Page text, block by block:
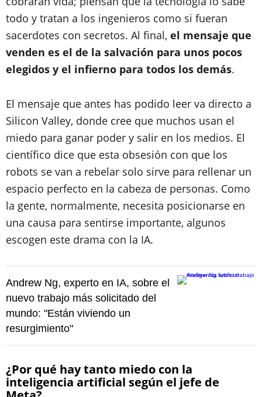
todo y tratan a los ingenieros como si fueran
sacerdotes con secretos. Al final, el mensaje que
venden es el de la salvación para unos pocos
elegidos y el infierno para todos los demás.
El mensaje que antes has podido leer va directo a
Silicon Valley, donde cree que muchos usan el
miedo para ganar poder y salir en los medios. El
científico dice que esta obsesión con que los
robots se van a rebelar solo sirve para rellenar un
espacio perfecto en la cabeza de personas. Como
la gente, normalmente, necesita posicionarse en
una causa para sentirse importante, algunos
escogen este drama con la IA.
Andrew Ng, experto en IA, sobre el
nuevo trabajo más solicitado del
mundo: "Están viviendo un
resurgimiento"
¿Por qué hay tanto miedo con la
inteligencia artificial según el jefe de